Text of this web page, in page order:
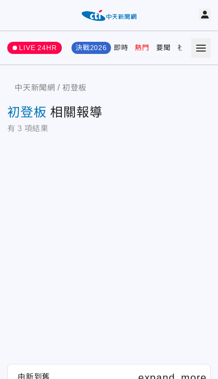
LIVE 24HR 決戰2026 即時 熱門 要聞 社會 娛樂
中天新聞網 初登板
初登板 相關報導
有 3 項結果